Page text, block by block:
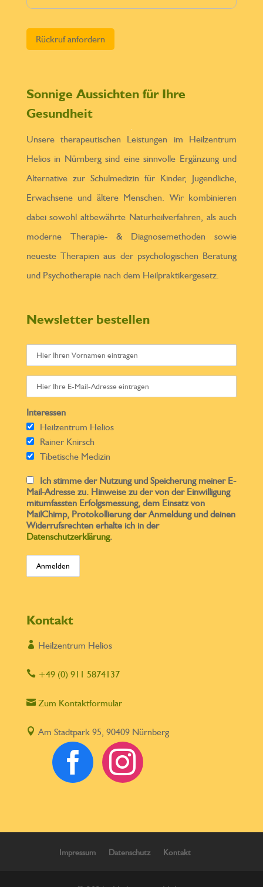
Sonnige Aussichten für Ihre
Gesundheit
Unsere therapeutischen Leistungen im Heilzentrum
Helios in Nürnberg sind eine sinnvolle Ergänzung und
Alternative zur Schulmedizin für Kinder, Jugendliche,
Erwachsene und ältere Menschen. Wir kombinieren
dabei sowohl altbewährte Naturheilverfahren, als auch
moderne Therapie- & Diagnosemethoden sowie
neueste Therapien aus der psychologischen Beratung
und Psychotherapie nach dem Heilpraktikergesetz.
Newsletter bestellen
Interessen
Heilzentrum Helios
Rainer Knirsch
Tibetische Medizin
Ich stimme der Nutzung und Speicherung meiner E-
Mail-Adresse zu. Hinweise zu der von der Einwilligung
mitumfassten Erfolgsmessung, dem Einsatz von
MailChimp, Protokollierung der Anmeldung und deinen
Widerrufsrechten erhalte ich in der
Datenschutzerklärung.
Kontakt
 Heilzentrum Helios
+49 (0) 911 5874137
Zum Kontaktformular
 Am Stadtpark 95, 90409 Nürnberg
 
Impressum Datenschutz Kontakt